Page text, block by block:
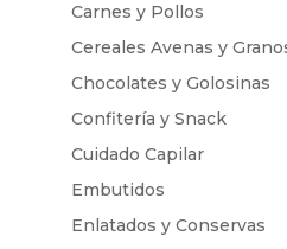
Carnes y Pollos
Cereales Avenas y
Chocolates y Golosinas
Confitería y Snack
Cuidado Capilar
Embutidos
Enlatados y Conservas